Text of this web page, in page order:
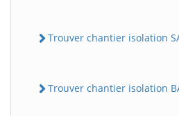
Trouver chantier isolation
Trouver chantier isolation